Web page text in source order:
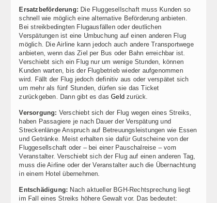
Ersatzbeförderung: Die Fluggesellschaft muss Kunden so
schnell wie möglich eine alternative Beförderung anbieten.
Bei streikbedingten Flugausfällen oder deutlichen
Verspätungen ist eine Umbuchung auf einen anderen Flug
möglich. Die Airline kann jedoch auch andere Transportwege
anbieten, wenn das Ziel per Bus oder Bahn erreichbar ist.
Verschiebt sich ein Flug nur um wenige Stunden, können
Kunden warten, bis der Flugbetrieb wieder aufgenommen
wird. Fällt der Flug jedoch definitiv aus oder verspätet sich
um mehr als fünf Stunden, dürfen sie das Ticket
zurückgeben. Dann gibt es dasGeld zurück.
Versorgung: Verschiebt sich der Flug wegen eines Streiks,
haben Passagiere je nach Dauer der Verspätung und
Streckenlänge Anspruch auf Betreuungsleistungen wie Essen
und Getränke. Meist erhalten sie dafür Gutscheine von der
Fluggesellschaft oder – bei einer Pauschalreise – vom
Veranstalter. Verschiebt sich der Flug auf einen anderen Tag,
muss die Airline oder der Veranstalter auch die Übernachtung
in einem Hotel übernehmen.
Entschädigung: Nach aktueller BGH-Rechtsprechung liegt
im Fall eines Streiks höhere Gewalt vor. Das bedeutet: